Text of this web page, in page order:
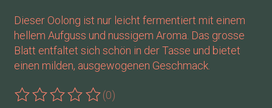
Dieser Oolong ist nur leicht fermentiert mit einem
hellem Aufguss und nussigem Aroma. Das grosse
Blatt entfaltet sich schön in der Tasse und bietet
einen milden, ausgewogenen Geschmack.
Die Bewertung dieses Produkts ist
(0)